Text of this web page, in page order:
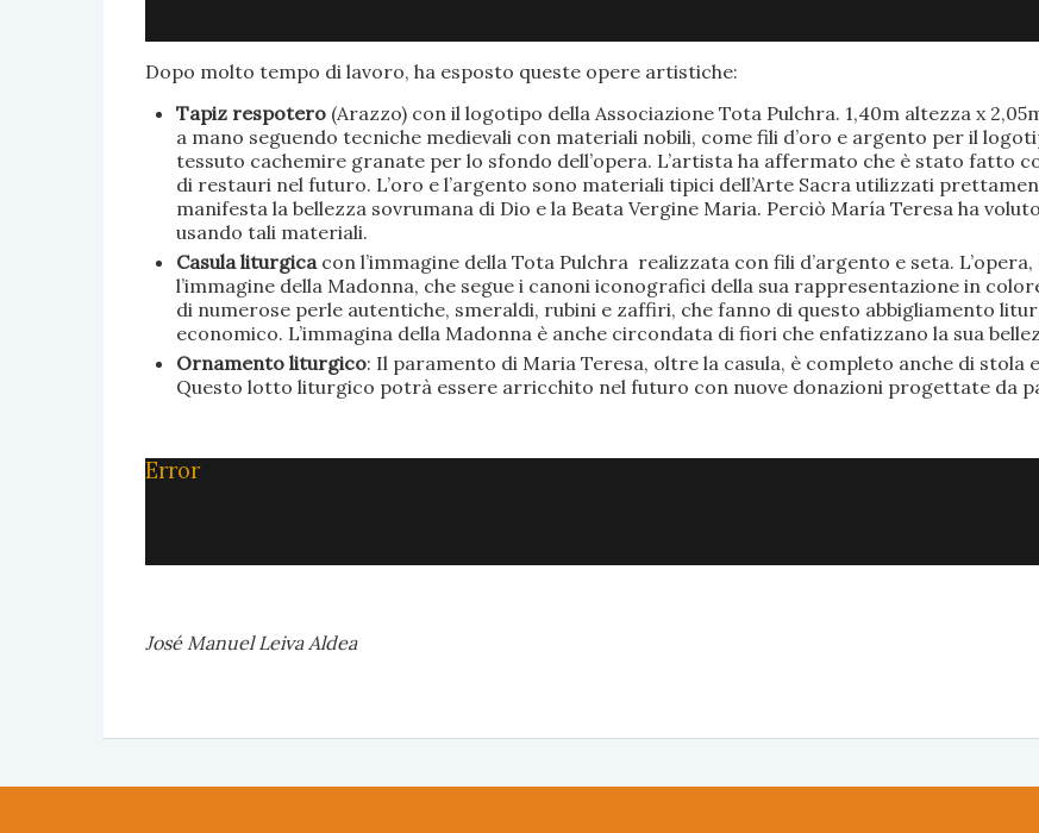
Dopo molto tempo di lavoro, ha esposto queste opere artistiche:
Tapiz respotero(Arazzo) con il logotipo della Associazione Tota Pulchra. 1,40m altezza x
a mano seguendo tecniche medievali con materiali nobili, come fili d’oro e argento per il
tessuto cachemire granate per lo sfondo dell’opera. L’artista ha affermato che è stato fatto
di restauri nel futuro. L’oro e l’argento sono materiali tipici dell’Arte Sacra utilizzati
manifesta la bellezza sovrumana di Dio e la Beata Vergine Maria. Perciò María Teresa ha
usando tali materiali.
Casula liturgica con l’immagine della Tota Pulchra realizzata con fili d’argento e seta.
l’immagine della Madonna, che segue i canoni iconografici della sua rappresentazione in
di numerose perle autentiche, smeraldi, rubini e zaffiri, che fanno di questo abbigliamento
economico. L’immagina della Madonna è anche circondata di fiori che enfatizzano la sua
Ornamento liturgico: Il paramento di Maria Teresa, oltre la casula, è completo anche di stola
Questo lotto liturgico potrà essere arricchito nel futuro con nuove donazioni progettate da
Error
José Manuel Leiva Aldea